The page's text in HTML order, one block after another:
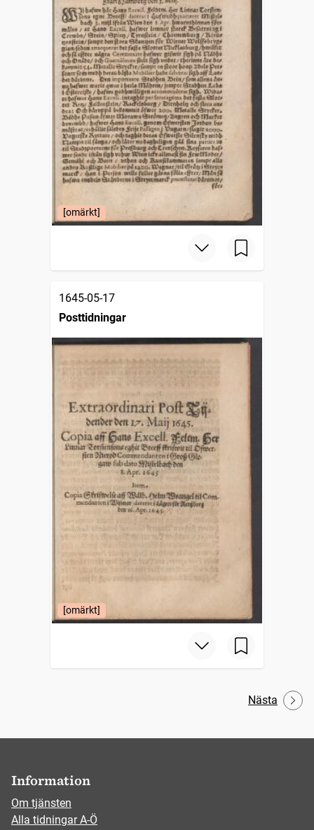
[omärkt]
1645-05-17
Posttidningar
[omärkt]
Nästa
Information
Om tjänsten
Alla tidningar A-Ö